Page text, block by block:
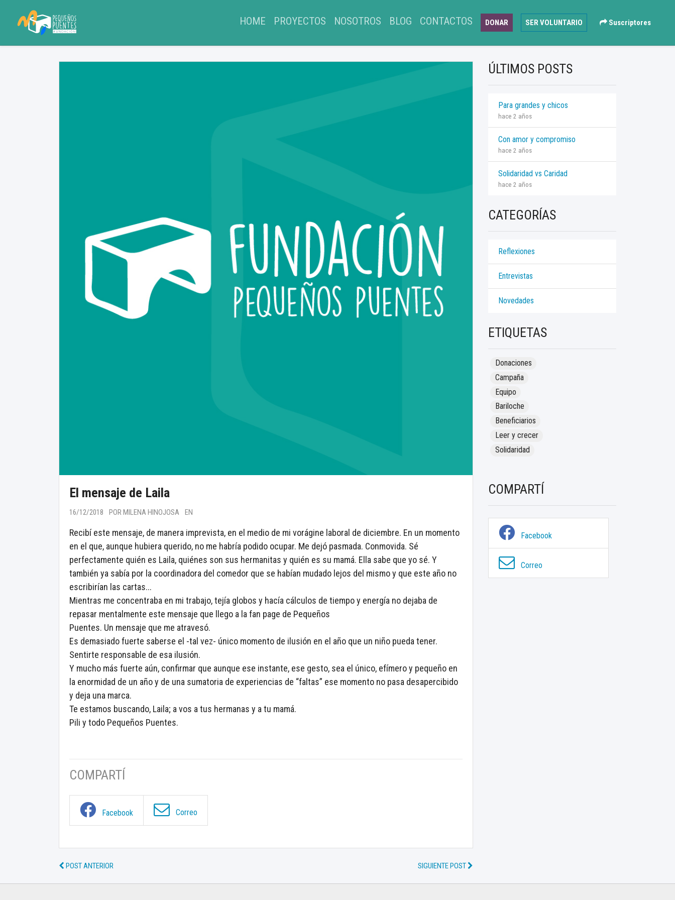
HOME (CURRENT)
PROYECTOS NOSOTROS BLOG CONTACTOS DONAR SER VOLUNTARIO Suscriptores
El mensaje de Laila
16/12/2018 POR MILENA HINOJOSA EN
Recibí este mensaje, de manera imprevista, en el medio de mi vorágine laboral de diciembre. En un momento
en el que, aunque hubiera querido, no me habría podido ocupar. Me dejó pasmada. Conmovida. Sé
perfectamente quién es Laila, quiénes son sus hermanitas y quién es su mamá. Ella sabe que yo sé. Y
también ya sabía por la coordinadora del comedor que se habían mudado lejos del mismo y que este año no
escribirían las cartas...
Mientras me concentraba en mi trabajo, tejía globos y hacía cálculos de tiempo y energía no dejaba de
repasar mentalmente este mensaje que llego a la fan page de Pequeños
Puentes. Un mensaje que me atravesó.
Es demasiado fuerte saberse el -tal vez- único momento de ilusión en el año que un niño pueda tener.
Sentirte responsable de esa ilusión.
Y mucho más fuerte aún, confirmar que aunque ese instante, ese gesto, sea el único, efímero y pequeño en
la enormidad de un año y de una sumatoria de experiencias de “faltas” ese momento no pasa desapercibido
y deja una marca.
Te estamos buscando, Laila; a vos a tus hermanas y a tu mamá.
Pili y todo Pequeños Puentes.
COMPARTÍ
Facebook Correo
POST ANTERIOR SIGUIENTE POST
ÚLTIMOS POSTS
Para grandes y chicos
hace 2 años
Con amor y compromiso
hace 2 años
Solidaridad vs Caridad
hace 2 años
CATEGORÍAS
Reflexiones
Entrevistas
Novedades
ETIQUETAS
Donaciones
Campaña
Equipo
Bariloche
Beneficiarios
Leer y crecer
Solidaridad
COMPARTÍ
Facebook
Correo